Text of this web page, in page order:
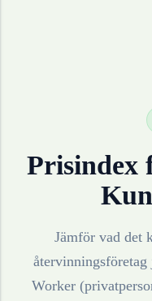
Prisindex
Jämför vad det
Worker